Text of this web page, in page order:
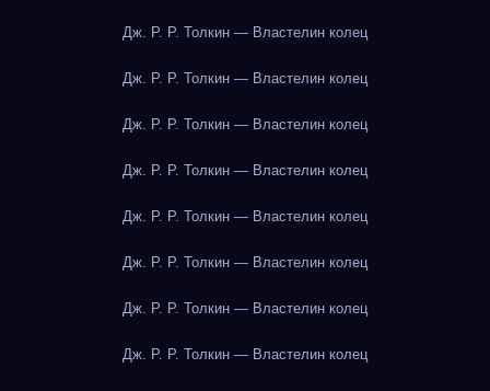
Дж. Р. Р. Толкин — Властелин колец
Дж. Р. Р. Толкин — Властелин колец
Дж. Р. Р. Толкин — Властелин колец
Дж. Р. Р. Толкин — Властелин колец
Дж. Р. Р. Толкин — Властелин колец
Дж. Р. Р. Толкин — Властелин колец
Дж. Р. Р. Толкин — Властелин колец
Дж. Р. Р. Толкин — Властелин колец